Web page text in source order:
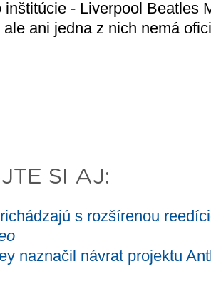
inštitúcie - Liverpool Beatles
ale ani jedna z nich nemá
SI AJ:
s rozšírenou
naznačil návrat projektu